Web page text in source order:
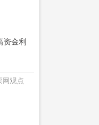
资金利
网观点